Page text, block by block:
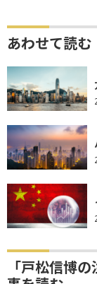
あわせて読む
「戸松信博